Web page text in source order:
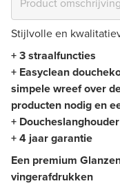
Stijlvolle en
+ 3 straalfuncties
+ Easyclean
simpele wreef over
producten nodig en
+
+ 4 jaar garantie
Een premium
vingerafdrukken